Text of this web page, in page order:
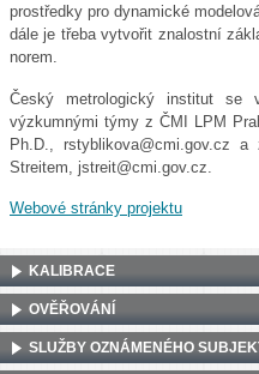
prostředky pro dynamické
dále je třeba vytvořit znalostní
norem.
Český metrologický institut se
výzkumnými týmy z ČMI LPM
Ph.D.,
Streitem, jstreit@cmi.gov.cz.
Webové stránky projektu
KALIBRACE
OVĚŘOVÁNÍ
SLUŽBY OZNÁMENÉHO